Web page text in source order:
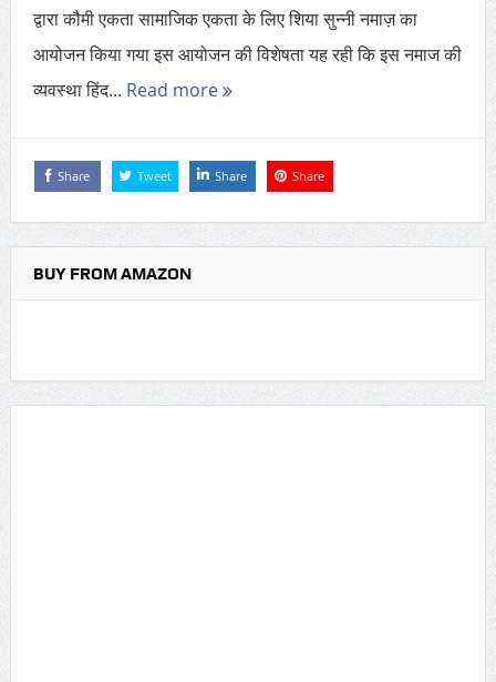
द्वारा कौमी एकता सामाजिक एकता के लिए शिया सुन्नी नमाज़ का
आयोजन किया गया इस आयोजन की विशेषता यह रही कि इस नमाज की
व्यवस्था हिंद... Read more
Share Tweet Share Share
BUY FROM AMAZON